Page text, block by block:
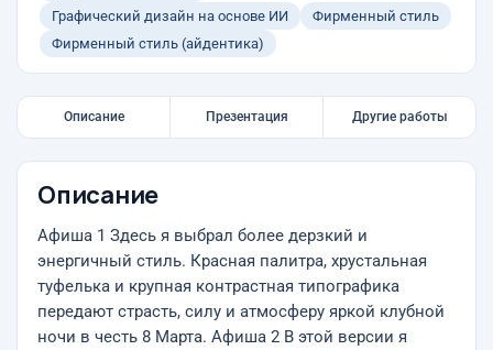
Графический дизайн на основе ИИ
Фирменный стиль
Фирменный стиль (айдентика)
Описание Презентация Другие работы
Описание
Афиша 1 Здесь я выбрал более дерзкий и
энергичный стиль. Красная палитра, хрустальная
туфелька и крупная контрастная типографика
передают страсть, силу и атмосферу яркой клубной
ночи в честь 8 Марта. Афиша 2 В этой версии я